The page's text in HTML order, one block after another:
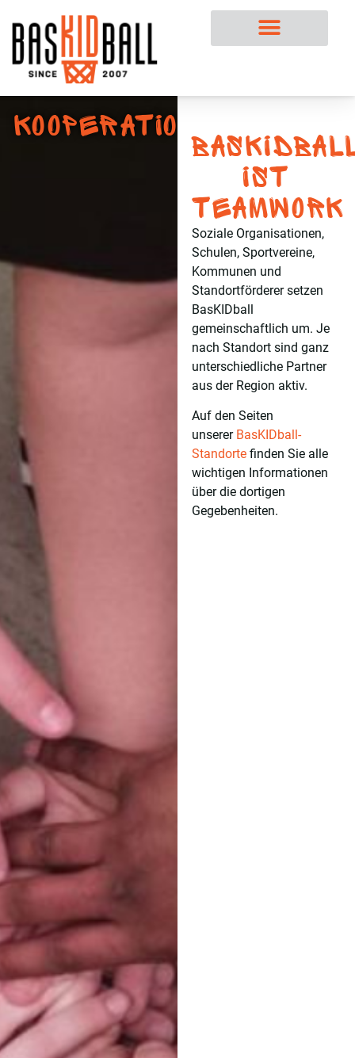
Kooperationen
ist
Teamwork
Soziale Organisationen,
Schulen, Sportvereine,
Kommunen und
Standortförderer setzen
BasKIDball
gemeinschaftlich um. Je
nach Standort sind ganz
unterschiedliche Partner
aus der Region aktiv.
Auf den Seiten
unserer BasKIDball-
Standortefinden Sie alle
wichtigen Informationen
über die dortigen
Gegebenheiten.